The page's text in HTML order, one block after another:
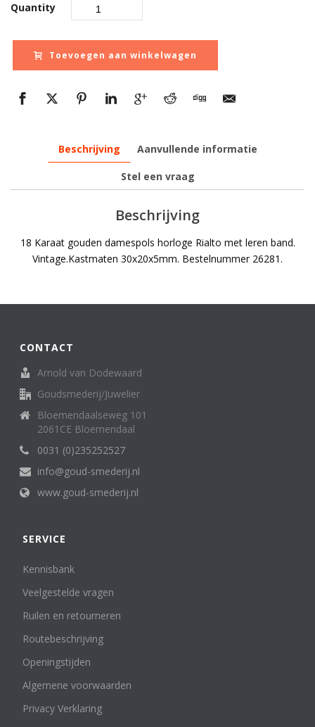
Quantity
Toevoegen aan winkelwagen
Beschrijving Aanvullende informatie
Stel een vraag
Beschrijving
18 Karaat gouden damespols horloge Rialto met leren band.
Vintage.Kastmaten 30x20x5mm. Bestelnummer 26281.
CONTACT
Arnold van Dodewaard
Goudsmederij/Juwelier
Bloemendaalseweg 101
2061CE Bloemendaal
0031 (0)235252527
info@goud-smederij.nl
www.goud-smederij.nl
SERVICE
Kennisbank
Veelgestelde vragen
Ruilen en retourneren
Routebeschrijving
Openingstijden
Algemene voorwaarden
Privacy Verklaring